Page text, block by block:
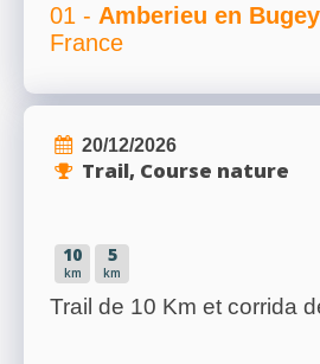
01 - Amberieu en Bugey
France
20/12/2026
Trail, Course nature
10
km
5
km
Trail de 10 Km et corrida